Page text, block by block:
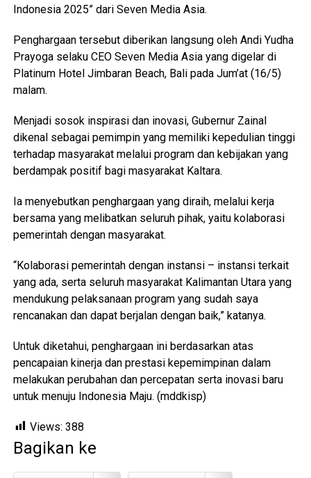
Indonesia 2025” dari Seven Media Asia.
Penghargaan tersebut diberikan langsung oleh Andi Yudha
Prayoga selaku CEO Seven Media Asia yang digelar di
Platinum Hotel Jimbaran Beach, Bali pada Jum’at (16/5)
malam.
Menjadi sosok inspirasi dan inovasi, Gubernur Zainal
dikenal sebagai pemimpin yang memiliki kepedulian tinggi
terhadap masyarakat melalui program dan kebijakan yang
berdampak positif bagi masyarakat Kaltara.
Ia menyebutkan penghargaan yang diraih, melalui kerja
bersama yang melibatkan seluruh pihak, yaitu kolaborasi
pemerintah dengan masyarakat.
“Kolaborasi pemerintah dengan instansi – instansi terkait
yang ada, serta seluruh masyarakat Kalimantan Utara yang
mendukung pelaksanaan program yang sudah saya
rencanakan dan dapat berjalan dengan baik,” katanya.
Untuk diketahui, penghargaan ini berdasarkan atas
pencapaian kinerja dan prestasi kepemimpinan dalam
melakukan perubahan dan percepatan serta inovasi baru
untuk menuju Indonesia Maju. (mddkisp)
Views: 388
Bagikan ke